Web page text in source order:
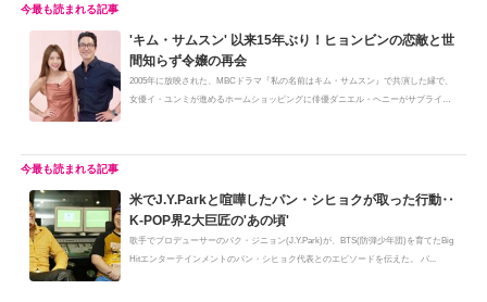
'キム・サムスン' 以来15年ぶり！ヒョンビンの恋敵と世
間知らず令嬢の再会
2005年に放映された、MBCドラマ『私の名前はキム・サムスン』で共演した縁で、
女優イ・ユンミが進めるホームショッピングに俳優ダニエル・ヘニーがサプライ
米でJ.Y.Parkと喧嘩したパン・シヒョクが取った行動‥
K-POP界2大巨匠の'あの頃'
歌手でプロデューサーのパク・ジニョン(J.Y.Park)が、BTS(防弾少年団)を育てたBig
Hitエンターテインメントのパン・シヒョク代表とのエピソードを伝えた。 パ...